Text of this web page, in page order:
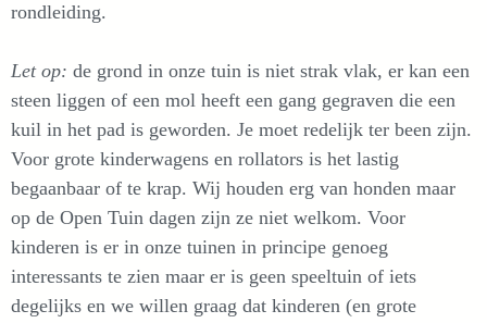
rondleiding.
Let op: de grond in onze tuin is niet strak vlak, er kan een
steen liggen of een mol heeft een gang gegraven die een
kuil in het pad is geworden. Je moet redelijk ter been zijn.
Voor grote kinderwagens en rollators is het lastig
begaanbaar of te krap. Wij houden erg van honden maar
op de Open Tuin dagen zijn ze niet welkom. Voor
kinderen is er in onze tuinen in principe genoeg
interessants te zien maar er is geen speeltuin of iets
degelijks en we willen graag dat kinderen (en grote